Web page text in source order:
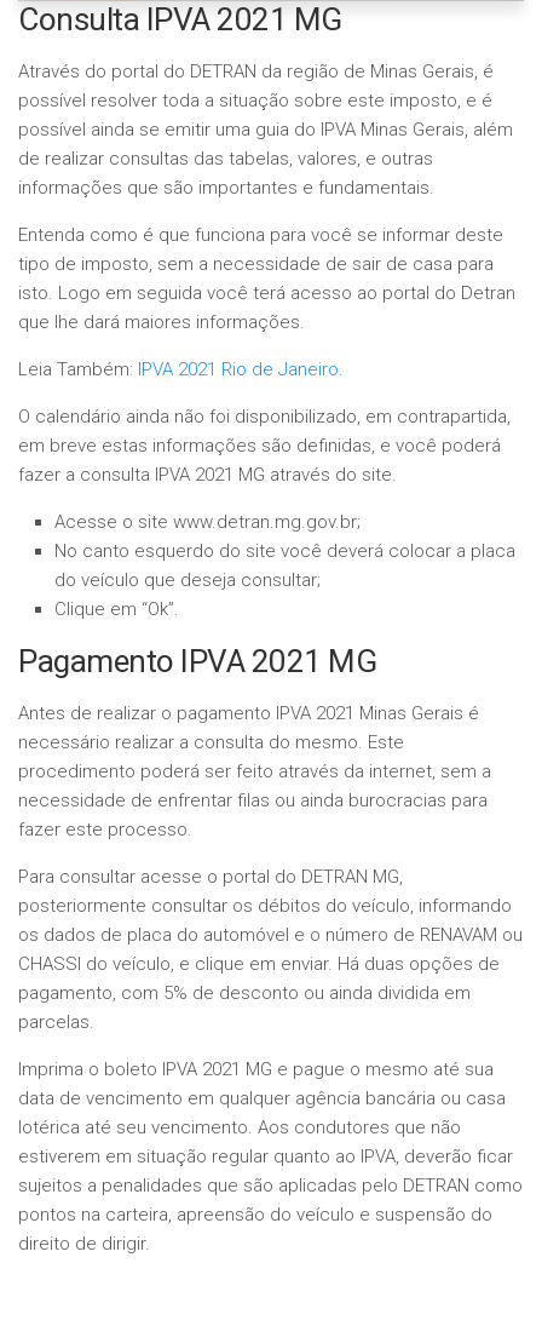
Consulta IPVA 2021 MG
Através do portal do DETRAN da região de Minas Gerais, é
possível resolver toda a situação sobre este imposto, e é
possível ainda se emitir uma guia do IPVA Minas Gerais, além
de realizar consultas das tabelas, valores, e outras
informações que são importantes e fundamentais.
Entenda como é que funciona para você se informar deste
tipo de imposto, sem a necessidade de sair de casa para
isto. Logo em seguida você terá acesso ao portal do Detran
que lhe dará maiores informações.
Leia Também: IPVA 2021 Rio de Janeiro.
O calendário ainda não foi disponibilizado, em contrapartida,
em breve estas informações são definidas, e você poderá
fazer a consulta IPVA 2021 MG através do site.
Acesse o site www.detran.mg.gov.br;
No canto esquerdo do site você deverá colocar a placa
do veículo que deseja consultar;
Clique em “Ok”.
Pagamento IPVA 2021 MG
Antes de realizar o pagamento IPVA 2021 Minas Gerais é
necessário realizar a consulta do mesmo. Este
procedimento poderá ser feito através da internet, sem a
necessidade de enfrentar filas ou ainda burocracias para
fazer este processo.
Para consultar acesse o portal do DETRAN MG,
posteriormente consultar os débitos do veículo, informando
os dados de placa do automóvel e o número de RENAVAM ou
CHASSI do veículo, e clique em enviar. Há duas opções de
pagamento, com 5% de desconto ou ainda dividida em
parcelas.
Imprima o boleto IPVA 2021 MG e pague o mesmo até sua
data de vencimento em qualquer agência bancária ou casa
lotérica até seu vencimento. Aos condutores que não
estiverem em situação regular quanto ao IPVA, deverão ficar
sujeitos a penalidades que são aplicadas pelo DETRAN como
pontos na carteira, apreensão do veículo e suspensão do
direito de dirigir.